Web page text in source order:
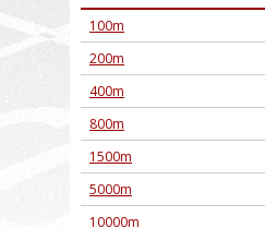
100m
200m
400m
800m
1500m
5000m
10000m